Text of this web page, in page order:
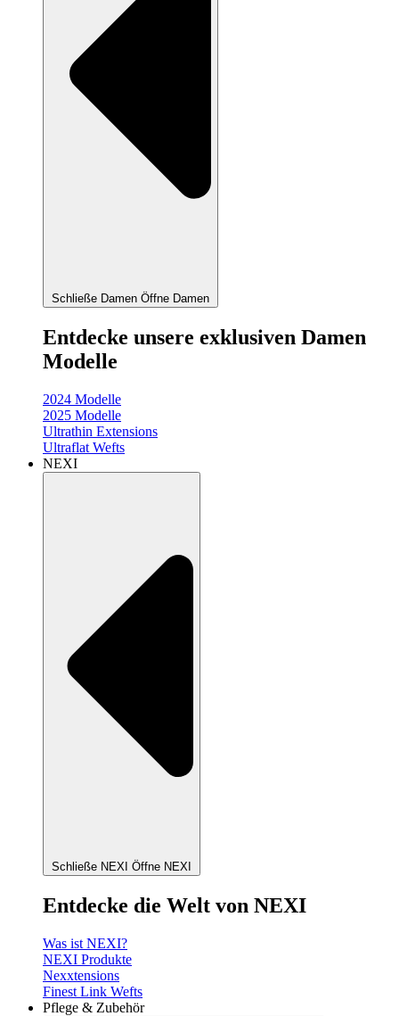
Schließe Damen Öffne Damen
Entdecke unsere exklusiven Damen
Modelle
2024 Modelle
2025 Modelle
Ultrathin Extensions
Ultraflat Wefts
NEXI
Schließe NEXI Öffne NEXI
Entdecke die Welt von NEXI
Was ist NEXI?
NEXI Produkte
Nexxtensions
Finest Link Wefts
Pflege & Zubehör